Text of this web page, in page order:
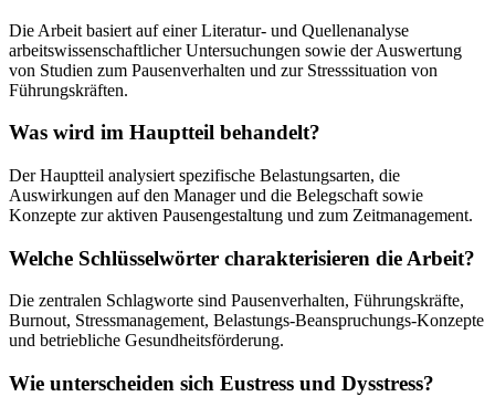
Die Arbeit basiert auf einer Literatur- und Quellenanalyse
arbeitswissenschaftlicher Untersuchungen sowie der Auswertung
von Studien zum Pausenverhalten und zur Stresssituation von
Führungskräften.
Was wird im Hauptteil behandelt?
Der Hauptteil analysiert spezifische Belastungsarten, die
Auswirkungen auf den Manager und die Belegschaft sowie
Konzepte zur aktiven Pausengestaltung und zum Zeitmanagement.
Welche Schlüsselwörter charakterisieren die Arbeit?
Die zentralen Schlagworte sind Pausenverhalten, Führungskräfte,
Burnout, Stressmanagement, Belastungs-Beanspruchungs-Konzepte
und betriebliche Gesundheitsförderung.
Wie unterscheiden sich Eustress und Dysstress?